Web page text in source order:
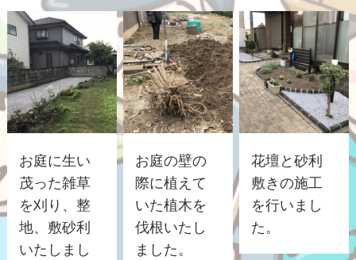
お庭に生い
茂った雑草
を刈り、整
地、敷砂利
いたしまし
お庭の壁の
際に植えて
いた植木を
伐根いたし
ました。
花壇と砂利
敷きの施工
を行いまし
た。